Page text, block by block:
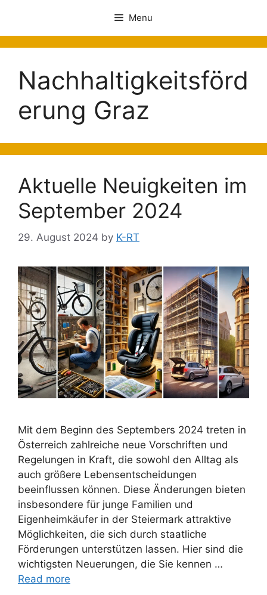
Menu
Nachhaltigkeitsförd
erung Graz
Aktuelle Neuigkeiten im
September 2024
29. August 2024 by K-RT
Mit dem Beginn des Septembers 2024 treten in
Österreich zahlreiche neue Vorschriften und
Regelungen in Kraft, die sowohl den Alltag als
auch größere Lebensentscheidungen
beeinflussen können. Diese Änderungen bieten
insbesondere für junge Familien und
Eigenheimkäufer in der Steiermark attraktive
Möglichkeiten, die sich durch staatliche
Förderungen unterstützen lassen. Hier sind die
wichtigsten Neuerungen, die Sie kennen …
Read more